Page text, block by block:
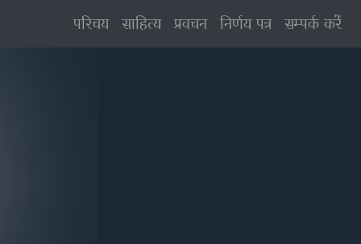
परिचय साहित्य प्रवचन निर्णय पत्र सम्पर्क करें